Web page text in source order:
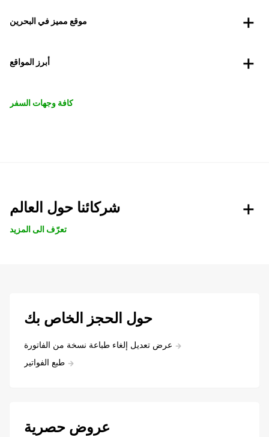
موقع مميز في البحرين
أبرز المواقع
كافة وجهات السفر
شركائنا حول العالم
تعرّف الى المزيد
حول الحجز الخاص بك
عرض تعديل إلغاء طباعة نسخة من الفاتورة
طبع الفواتير
عروض حصرية